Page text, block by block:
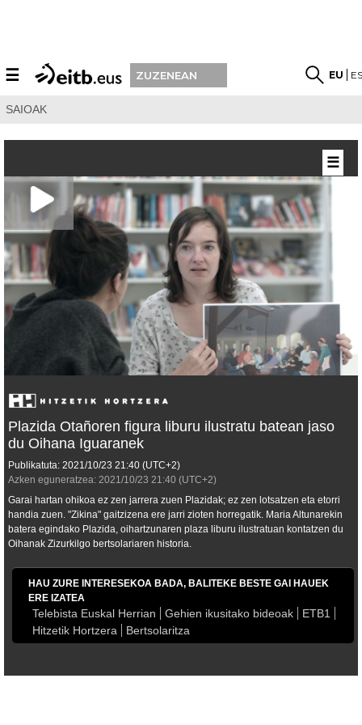
☰ ZUZENEAN EU
SAIOAK
Plazida Otañoren figura liburu ilustratu batean jaso
du Oihana Iguaranek
Publikatuta: 2021/10/23 21:40 (UTC+2)
Azken eguneratzea: 2021/10/23 21:40 (UTC+2)
Garai hartan ohikoa ez zen jarrera zuen Plazidak; ez zen lotsatzen eta etorri
handia zuen. "Zikina" gaitzizena ere jarri zioten horregatik. Maria Altunarekin
batera egindako Plazida, oihartzunaren plaza liburu ilustratuan kontatzen du
Oihanak Zizurkilgo bertsolariaren historia.
HAU ZURE INTERESEKOA BADA, BALITEKE BESTE GAI HAUEK
ERE IZATEA
Telebista Euskal Herrian Gehien ikusitako bideoak
ETB1
Hitzetik Hortzera
Bertsolaritza
☰